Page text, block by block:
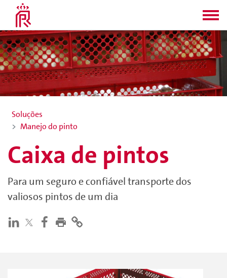
Soluções
Manejo do pinto
Caixa de pintos
Para um seguro e confiável transporte dos
valiosos pintos de um dia